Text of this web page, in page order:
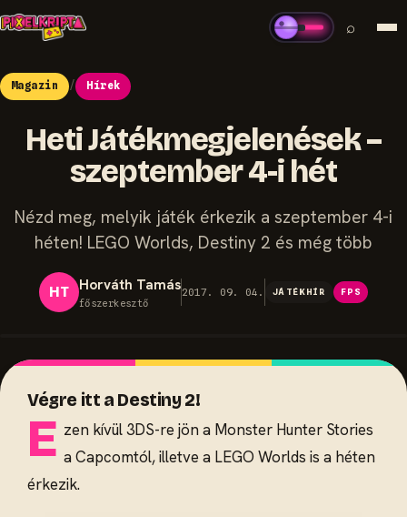
⌕
Magazin / Hírek
Heti Játékmegjelenések –
szeptember 4-i hét
Nézd meg, melyik játék érkezik a szeptember 4-i
héten! LEGO Worlds, Destiny 2 és még több
HT Horváth Tamás
főszerkesztő
2017. 09. 04. JÁTÉKHÍR FPS
Végre itt a Destiny 2!
E zen kívül 3DS-re jön a Monster Hunter Stories
a Capcomtól, illetve a LEGO Worlds is a héten
érkezik.